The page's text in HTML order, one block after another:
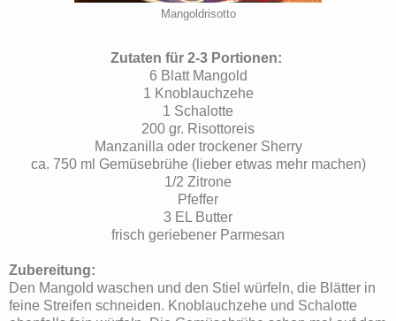
Mangoldrisotto
Zutaten für 2-3 Portionen:
6 Blatt Mangold
1 Knoblauchzehe
1 Schalotte
200 gr. Risottoreis
Manzanilla oder trockener Sherry
ca. 750 ml Gemüsebrühe (lieber etwas mehr machen)
1/2 Zitrone
Pfeffer
3 EL Butter
frisch geriebener Parmesan
Zubereitung:
Den Mangold waschen und den Stiel würfeln, die Blätter in
feine Streifen schneiden. Knoblauchzehe und Schalotte